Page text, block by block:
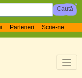
Parteneri Scrie-ne